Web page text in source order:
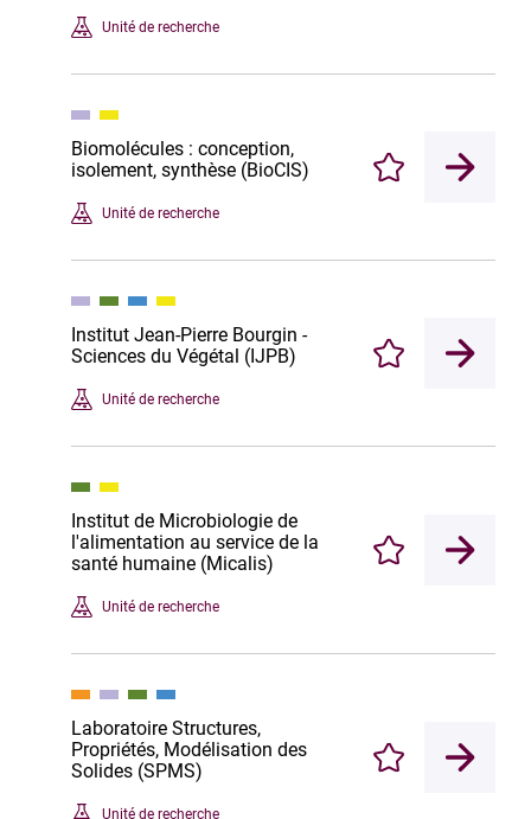
Unité de recherche
Biomolécules : conception,
isolement, synthèse (BioCIS)
Unité de recherche
Enregistrer
Institut Jean-Pierre Bourgin -
Sciences du Végétal (IJPB)
Unité de recherche
Enregistrer
Institut de Microbiologie de
l'alimentation au service de la
santé humaine (Micalis)
Unité de recherche
Enregistrer
Laboratoire Structures,
Propriétés, Modélisation des
Solides (SPMS)
Unité de recherche
Enregistrer